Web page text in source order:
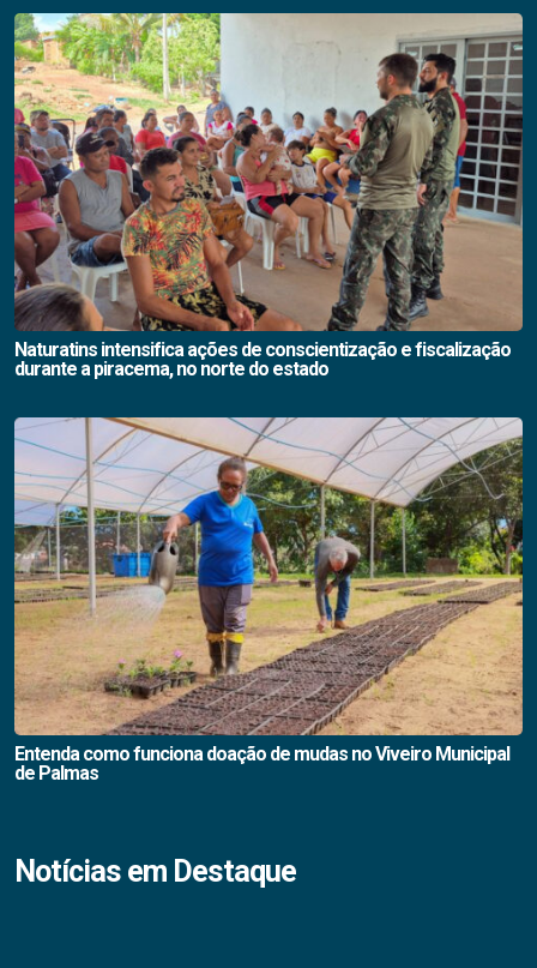
Naturatins intensifica ações de conscientização e fiscalização
durante a piracema, no norte do estado
Entenda como funciona doação de mudas no Viveiro Municipal
de Palmas
Notícias em Destaque